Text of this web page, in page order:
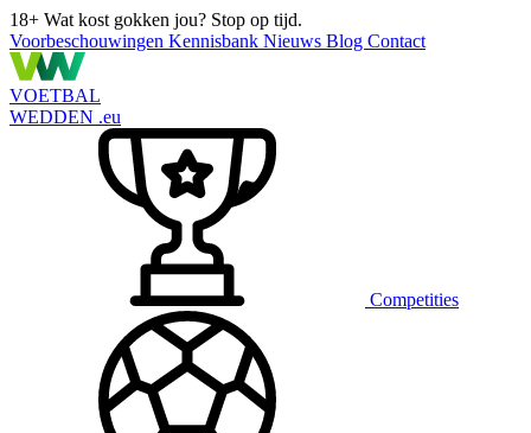
18+ Wat kost gokken jou? Stop op tijd.
Voorbeschouwingen Kennisbank Nieuws Blog Contact
VOETBAL
WEDDEN .eu
Competities